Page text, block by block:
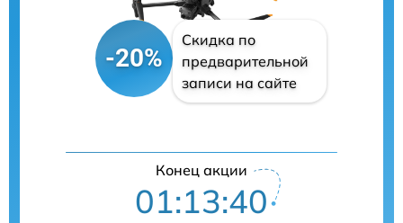
-20%
Скидка по
предварительной
записи на сайте
Конец акции
01:13:40